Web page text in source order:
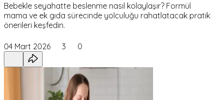
Bebekle seyahatte beslenme nasıl kolaylaşır? Formül
mama ve ek gıda sürecinde yolculuğu rahatlatacak pratik
önerileri keşfedin.
04 Mart 2026 3 0